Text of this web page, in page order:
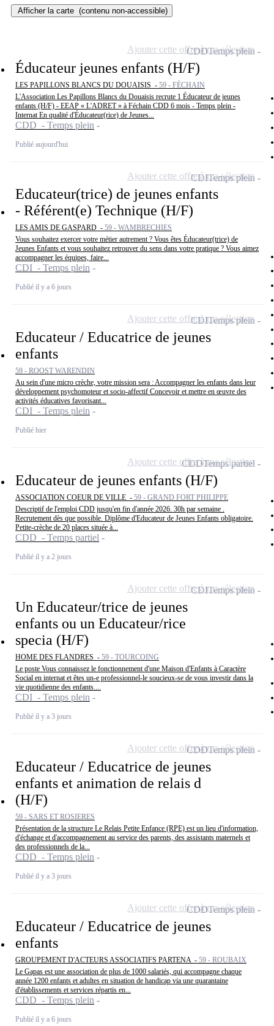
Afficher la carte (contenu non-accessible)
Éducateur jeunes enfants (H/F)
LES PAPILLONS BLANCS DU DOUAISIS - 59 - FÉCHAIN
L'Association Les Papillons Blancs du Douaisis recrute 1 Éducateur de jeunes
enfants (H/F) - EEAP « L'ADRET » à Féchain CDD 6 mois - Temps plein -
Internat En qualité d'Éducateur(rice) de Jeunes...
CDD - Temps plein
Publié aujourd'hui
CDDTemps plein
Ajouter cette offre à ma sélection
Educateur(trice) de jeunes enfants
- Référent(e) Technique (H/F)
LES AMIS DE GASPARD - 59 - WAMBRECHIES
Vous souhaitez exercer votre métier autrement ? Vous êtes Éducateur(trice) de
Jeunes Enfants et vous souhaitez retrouver du sens dans votre pratique ? Vous aimez
accompagner les équipes, faire...
CDI - Temps plein
Publié il y a 6 jours
CDITemps plein
Ajouter cette offre à ma sélection
Educateur / Educatrice de jeunes
enfants
59 - ROOST WARENDIN
Au sein d'une micro crèche, votre mission sera : Accompagner les enfants dans leur
développement psychomoteur et socio-affectif Concevoir et mettre en œuvre des
activités éducatives favorisant...
CDI - Temps plein
Publié hier
CDITemps plein
Ajouter cette offre à ma sélection
Educateur de jeunes enfants (H/F)
ASSOCIATION COEUR DE VILLE - 59 - GRAND FORT PHILIPPE
Descriptif de l'emploi CDD jusqu'en fin d'année 2026. 30h par semaine .
Recrutement dès que possible. Diplôme d'Educateur de Jeunes Enfants obligatoire.
Petite-crèche de 20 places située à...
CDD - Temps partiel
Publié il y a 2 jours
CDDTemps partiel
Ajouter cette offre à ma sélection
Un Educateur/trice de jeunes
enfants ou un Educateur/rice
specia (H/F)
HOME DES FLANDRES - 59 - TOURCOING
Le poste Vous connaissez le fonctionnement d'une Maison d'Enfants à Caractère
Social en internat et êtes un-e professionnel-le soucieux-se de vous investir dans la
vie quotidienne des enfants....
CDI - Temps plein
Publié il y a 3 jours
CDITemps plein
Ajouter cette offre à ma sélection
Educateur / Educatrice de jeunes
enfants et animation de relais d
(H/F)
59 - SARS ET ROSIERES
Présentation de la structure Le Relais Petite Enfance (RPE) est un lieu d'information,
d'échange et d'accompagnement au service des parents, des assistants maternels et
des professionnels de la...
CDD - Temps plein
Publié il y a 3 jours
CDDTemps plein
Ajouter cette offre à ma sélection
Educateur / Educatrice de jeunes
enfants
GROUPEMENT D'ACTEURS ASSOCIATIFS PARTENA - 59 - ROUBAIX
Le Gapas est une association de plus de 1000 salariés, qui accompagne chaque
année 1200 enfants et adultes en situation de handicap via une quarantaine
d'établissements et services répartis en...
CDD - Temps plein
Publié il y a 6 jours
CDDTemps plein
Ajouter cette offre à ma sélection